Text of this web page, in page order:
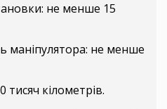
не менше 15
маніпулятора: не менше
тисяч кілометрів.